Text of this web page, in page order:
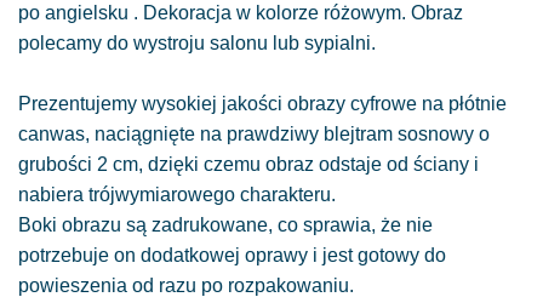
po angielsku . Dekoracja w kolorze różowym. Obraz
polecamy do wystroju salonu lub sypialni.
Prezentujemy wysokiej jakości obrazy cyfrowe na płótnie
canwas, naciągnięte na prawdziwy blejtram sosnowy o
grubości 2 cm, dzięki czemu obraz odstaje od ściany i
nabiera trójwymiarowego charakteru.
Boki obrazu są zadrukowane, co sprawia, że nie
potrzebuje on dodatkowej oprawy i jest gotowy do
powieszenia od razu po rozpakowaniu.